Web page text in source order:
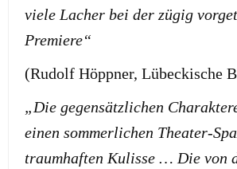
viele Lacher bei der zügig
Premiere“
(Rudolf Höppner, Lübeckische
„Die gegensätzlichen
einen sommerlichen Theater-
traumhaften Kulisse … Die von